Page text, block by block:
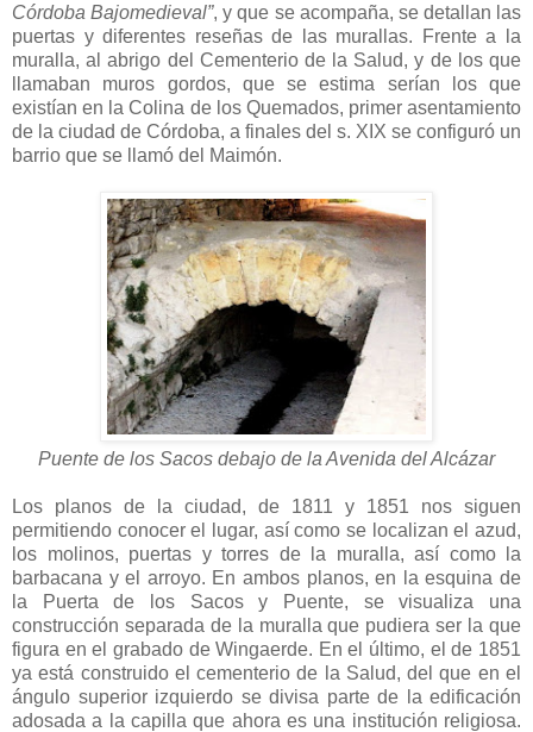
Córdoba Bajomedieval”, y que se acompaña, se detallan las
puertas y diferentes reseñas de las murallas. Frente a la
muralla, al abrigo del Cementerio de la Salud, y de los que
llamaban muros gordos, que se estima serían los que
existían en la Colina de los Quemados, primer asentamiento
de la ciudad de Córdoba, a finales del s. XIX se configuró un
barrio que se llamó del Maimón.
Puente de los Sacos debajo de la Avenida del Alcázar
Los planos de la ciudad, de 1811 y 1851 nos siguen
permitiendo conocer el lugar, así como se localizan el azud,
los molinos, puertas y torres de la muralla, así como la
barbacana y el arroyo. En ambos planos, en la esquina de
la Puerta de los Sacos y Puente, se visualiza una
construcción separada de la muralla que pudiera ser la que
figura en el grabado de Wingaerde. En el último, el de 1851
ya está construido el cementerio de la Salud, del que en el
ángulo superior izquierdo se divisa parte de la edificación
adosada a la capilla que ahora es una institución religiosa.